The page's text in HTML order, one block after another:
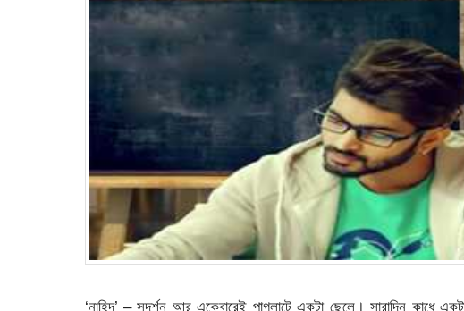
‘নাহিদ’ – সুদর্শন আর একেবারেই পাগলাটে একটা ছেলে। সারাদিন কাধে